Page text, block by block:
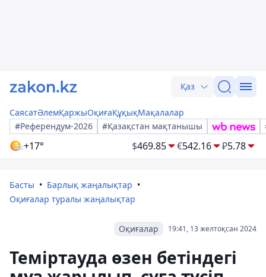
Қаз
СаясатӘлемҚаржыОқиғаҚұқықМақалалар
#Референдум-2026
#Қазақстан мақтанышы
+17° $469.85 €542.16 ₽5.78
Басты
Барлық жаңалықтар
Оқиғалар туралы жаңалықтар
19:41, 13 желтоқсан 2024
Оқиғалар
Теміртауда өзен бетіндегі